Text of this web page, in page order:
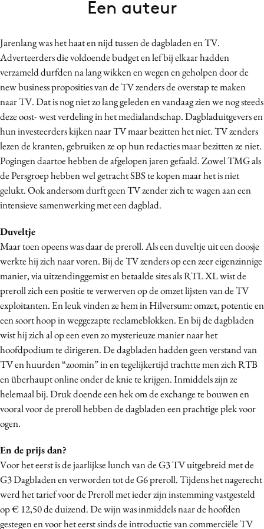
Carriere
Contentmarketing
Craft
Customer Experience
Data & Insights
Design
Digital transformation
Diversiteit
Effectiviteit
Gedragsverandering
Interne communicatie
Martech
Media
Merkstrategie
PR
Programmatic
Purpose Marketing
Reputatie & crisis
Jarenlang was het haat en nijd tussen de dagbladen en TV.
Adverteerders die voldoende budget en lef bij elkaar hadden
verzameld durfden na lang wikken en wegen en geholpen door de
new business proposities van de TV zenders de overstap te maken
naar TV. Dat is nog niet zo lang geleden en vandaag zien we nog steeds
deze oost- west verdeling in het medialandschap. Dagbladuitgevers en
hun investeerders kijken naar TV maar bezitten het niet. TV zenders
lezen de kranten, gebruiken ze op hun redacties maar bezitten ze niet.
Pogingen daartoe hebben de afgelopen jaren gefaald. Zowel TMG als
de Persgroep hebben wel getracht SBS te kopen maar het is niet
gelukt. Ook andersom durft geen TV zender zich te wagen aan een
intensieve samenwerking met een dagblad.
Duveltje
Maar toen opeens was daar de preroll. Als een duveltje uit een doosje
werkte hij zich naar voren. Bij de TV zenders op een zeer eigenzinnige
manier, via uitzendinggemist en betaalde sites als RTL XL wist de
preroll zich een positie te verwerven op de omzet lijsten van de TV
exploitanten. En leuk vinden ze hem in Hilversum: omzet, potentie en
een soort hoop in weggezapte reclameblokken. En bij de dagbladen
wist hij zich al op een even zo mysterieuze manier naar het
hoofdpodium te dirigeren. De dagbladen hadden geen verstand van
TV en huurden “zoomin” in en tegelijkertijd trachtte men zich RTB
en überhaupt online onder de knie te krijgen. Inmiddels zijn ze
helemaal bij. Druk doende een hek om de exchange te bouwen en
vooral voor de preroll hebben de dagbladen een prachtige plek voor
ogen.
En de prijs dan?
Voor het eerst is de jaarlijkse lunch van de G3 TV uitgebreid met de
G3 Dagbladen en verworden tot de G6 preroll. Tijdens het nagerecht
werd het tarief voor de Preroll met ieder zijn instemming vastgesteld
op € 12,50 de duizend. De wijn was inmiddels naar de hoofden
gestegen en voor het eerst sinds de introductie van commerciële TV
Een auteur